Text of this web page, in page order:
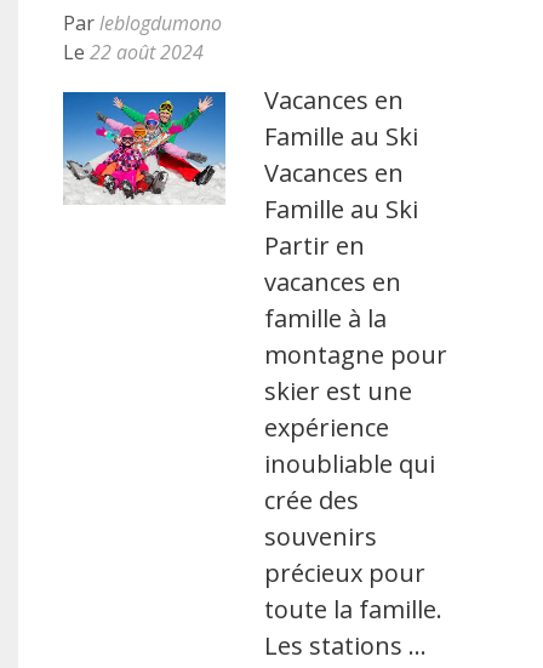
Parleblogdumono
Le 22 août 2024
Vacances en
Famille au Ski
Vacances en
Famille au Ski
Partir en
vacances en
famille à la
montagne pour
skier est une
expérience
inoubliable qui
crée des
souvenirs
précieux pour
toute la famille.
Les stations …